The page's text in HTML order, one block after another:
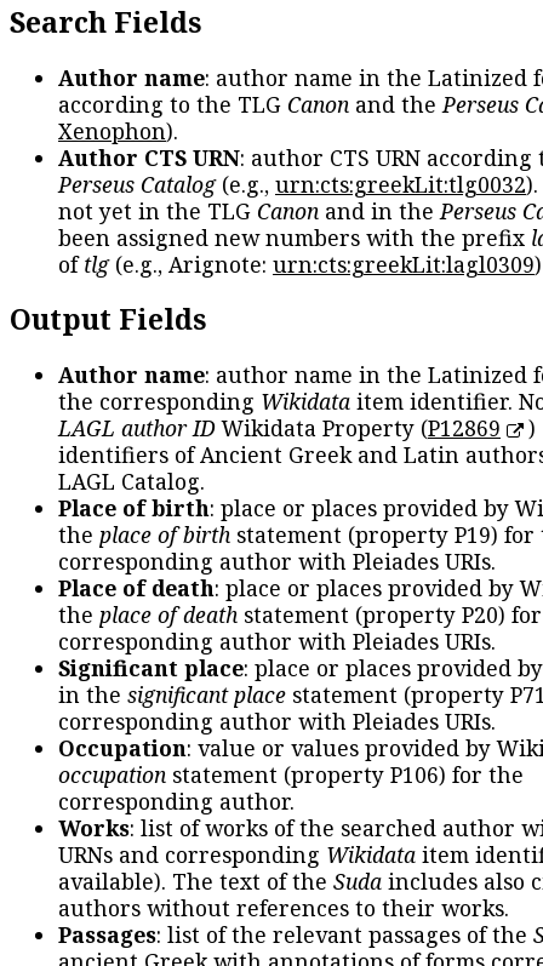
Search Fields
Author name: author name in the Latinized
according to the TLG Canon and thePerseus
Xenophon).
Author CTS URN: author CTS URN according
Perseus Catalog(e.g., urn:cts:greekLit:tlg0032
not yet in the TLG Canon and in thePerseus
been assigned new numbers with the prefix
oftlg(e.g., Arignote: urn:cts:greekLit:lagl0309
Output Fields
Author name: author name in the Latinized
the corresponding Wikidata item identifier.
LAGL author IDWikidata Property (P12869
)
identifiers of Ancient Greek and Latin
LAGL Catalog.
Place of birth: place or places provided by
the place of birth statement (property P19) for
corresponding author with Pleiades URIs.
Place of death: place or places provided by
the place of death statement (property P20)
corresponding author with Pleiades URIs.
Significant place: place or places provided
in the significant place statement (property
corresponding author with Pleiades URIs.
Occupation: value or values provided by
occupation statement (property P106) for the
corresponding author.
Works: list of works of the searched author
URNs and corresponding Wikidata item
available). The text of the Suda includes also
authors without references to their works.
Passages: list of the relevant passages of the